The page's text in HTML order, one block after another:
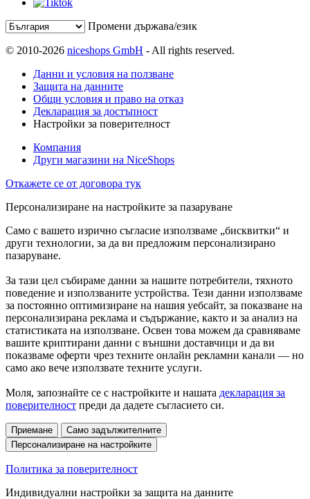
Промени държава/език
© 2010-2026 niceshops GmbH - All rights reserved.
Данни и условия на ползване
Защита на данните
Общи условия и право на отказ
Декларация за достъпност
Настройки за поверителност
Компания
Други магазини на NiceShops
Откажете се от договора тук
Персонализиране на настройките за пазаруване
Само с вашето изрично съгласие използваме „бисквитки“ и
други технологии, за да ви предложим персонализирано
пазаруване.
За тази цел събираме данни за нашите потребители, тяхното
поведение и използваните устройства. Тези данни използваме
за постоянно оптимизиране на нашия уебсайт, за показване на
персонализирана реклама и съдържание, както и за анализ на
статистиката на използване. Освен това можем да сравняваме
вашите криптирани данни с външни доставчици и да ви
показваме оферти чрез техните онлайн рекламни канали — но
само ако вече използвате техните услуги.
Моля, запознайте се с настройките и нашата декларация за
поверителност преди да дадете съгласието си.
Приемане
Само задължителните
Персонализиране на настройките
Политика за поверителност
Индивидуални настройки за защита на данните